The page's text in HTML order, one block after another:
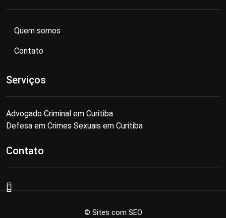
Quem somos
Contato
Serviços
Advogado Criminal em Curitiba
Defesa em Crimes Sexuais em Curitiba
Contato
© Sites com SEO